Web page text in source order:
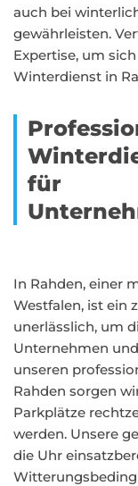
auch bei
gewährleisten.
Expertise, um
Winterdienst in
für
In Rahden, einer
Westfalen, ist ein
unerlässlich, um
Unternehmen
unseren
Rahden sorgen
Parkplätze
werden. Unsere
die Uhr